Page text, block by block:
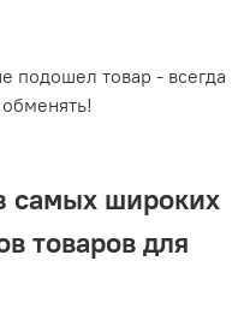
подошел товар - всегда
самых широких
товаров для